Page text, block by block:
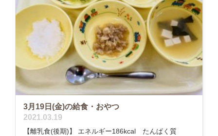
3月19日(金)の給食・おやつ
2021.03.19
【離乳食(後期)】 エネルギー186kcal たんぱく質